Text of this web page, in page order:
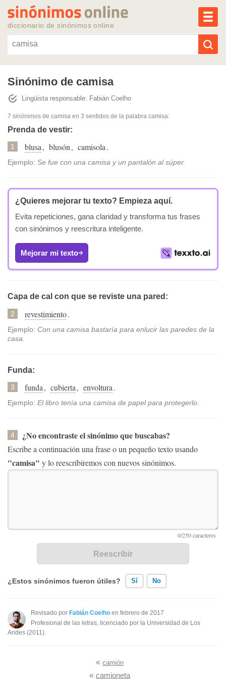
diccionario de sinónimos online
Reescribir texto con IA
Sinónimos populares
Sinónimo de camisa
Lingüista responsable: Fabián Coelho
7 sinónimos de camisa en 3 sentidos de la palabra camisa:
Prenda de vestir:
1 blusa, blusón, camisola.
Ejemplo: Se fue con una camisa y un pantalón al súper.
¿Quieres mejorar tu texto? Empieza aquí.
Evita repeticiones, gana claridad y transforma tus frases
con sinónimos y reescritura inteligente.
Mejorar mi texto
Capa de cal con que se reviste una pared:
2 revestimiento.
Ejemplo: Con una camisa bastaría para enlucir las paredes de la
casa.
Funda:
3 funda, cubierta, envoltura.
Ejemplo: El libro tenía una camisa de papel para protegerlo.
4 ¿No encontraste el sinónimo que buscabas?
Escribe a continuación una frase o un pequeño texto usando
"camisa" y lo reescribiremos con nuevos sinónimos.
¿Estos sinónimos fueron útiles? Sí No
Existen sinónimos incorrectos
Ninguno de los sinónimos presentados me ayudó
Revisado por Fabián Coelho en febrero de 2017
Profesional de las letras, licenciado por la Universidad de Los
Andes (2011).
« camión
« camioneta